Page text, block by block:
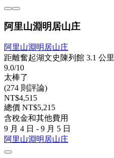
阿里山淵明居山庄
阿里山淵明居山庄
距離奮起湖文史陳列館 3.1 公里
9.0/10
太棒了
(274 則評論)
NT$4,515
總價 NT$5,215
含稅金和其他費用
9 月 4 日 - 9 月 5 日
阿里山淵明居山庄